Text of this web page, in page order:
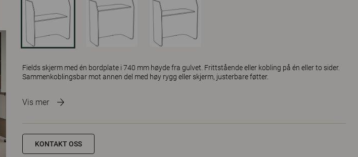
Fields skjerm med én bordplate i 740 mm høyde fra gulvet. Frittstående eller kobling på én eller to sider.
Sammenkoblingsbar mot annen del med høy rygg eller skjerm, justerbare føtter.
Vis mer
KONTAKT OSS